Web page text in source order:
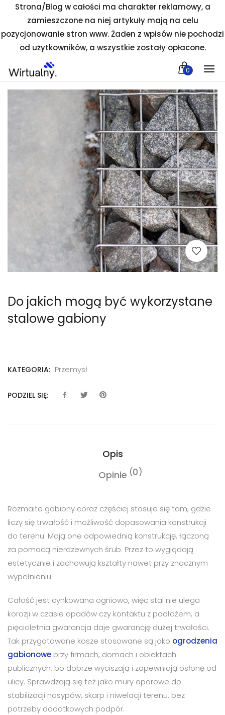
Strona/Blog w całości ma charakter reklamowy, a
zamieszczone na niej artykuły mają na celu
pozycjonowanie stron www. Żaden z wpisów nie pochodzi
od użytkowników, a wszystkie zostały opłacone.
0
Do jakich mogą być wykorzystane
stalowe gabiony
KATEGORIA: Przemysł
PODZIEL SIĘ:
Opis
Opinie 0
Rozmaite gabiony coraz częściej stosuje się tam, gdzie
liczy się trwałość i możliwość dopasowania konstrukcji
do terenu. Mają one odpowiednią konstrukcję, łączoną
za pomocą nierdzewnych śrub. Przez to wyglądają
estetycznie i zachowują kształty nawet przy znacznym
wypełnieniu.
Całość jest cynkowana ogniowo, więc stal nie ulega
korozji w czasie opadów czy kontaktu z podłożem, a
pięcioletnia gwarancja daje gwarancję dużej trwałości.
Tak przygotowane kosze stosowane są jako ogrodzenia
gabionowe przy firmach, domach i obiektach
publicznych, bo dobrze wyciszają i zapewniają osłonę od
ulicy. Sprawdzają się też jako mury oporowe do
stabilizacji nasypów, skarp i niwelacji terenu, bez
potrzeby dodatkowych podpór.